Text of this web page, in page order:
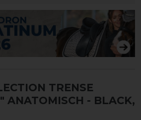
TRENSE
ANATOMISCH - BLACK,